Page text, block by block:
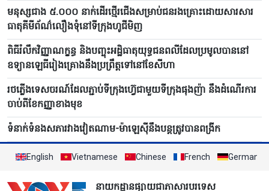
មនុស្សជាង ៥.០០០ នាក់ដើរថ្មើរជើងសម្រាប់ជនរងគ្រោះដោយសារសារ
ធាតុគីមីព័ណ៌លឿងទុំនៅទីក្រុងហូជីមិញ
ពិធីរំលឹកវិញ្ញាណក្ខន្ធ និងបញ្ចុះអដ្ឋិធាតុយុទ្ធជនពលីដែលប្រមូលបាននៅ
ឧទ្យានឡេធីរៀងគ្រោងនឹងប្រព្រឹត្តទៅនៅខែសីហា
រថភ្លើងទេសចរណ៍ដែលភ្ជាប់ទីក្រុងហ៊្វេជាមួយទីក្រុងផុងញ៉ា នឹងដំណើរការ
ចាប់ពីខែកញ្ញាខាងមុខ
ទំនាក់ទំនងសភារវាងវៀតណាម-ម៉ាឡេស៊ីនឹងបន្តត្រូវបានពង្រីក
English Vietnamese Chinese French German
នាយកដ្ឋានផ្សាយជាភាសារបរទេស